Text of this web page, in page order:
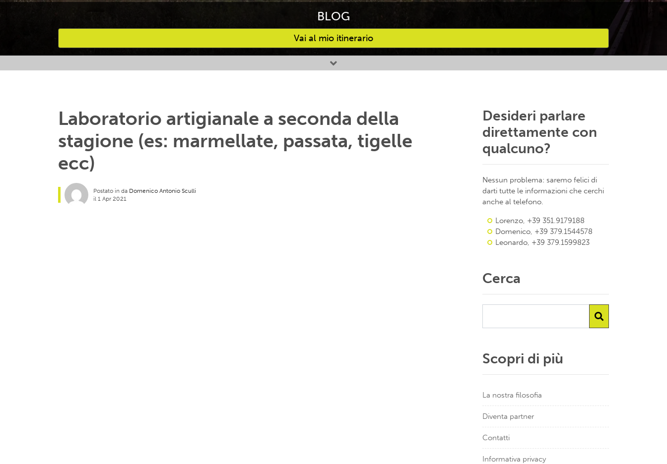
BLOG
Vai al mio itinerario
Attività preferite
Laboratorio artigianale a seconda della
stagione (es: marmellate, passata, tigelle
ecc)
Postato in da Domenico Antonio Sculli
il 1 Apr 2021
Desideri parlare
direttamente con
qualcuno?
Nessun problema: saremo felici di
darti tutte le informazioni che cerchi
anche al telefono.
Lorenzo, +39 351.9179188
Domenico, +39 379.1544578
Leonardo, +39 379.1599823
Cerca
Scopri di più
La nostra filosofia
Diventa partner
Contatti
Informativa privacy